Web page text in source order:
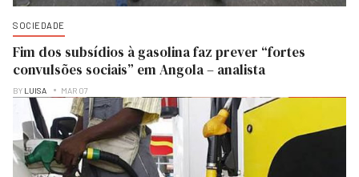
SOCIEDADE
Fim dos subsídios à gasolina faz prever “fortes
convulsões sociais” em Angola – analista
BY LUISA MAR 07